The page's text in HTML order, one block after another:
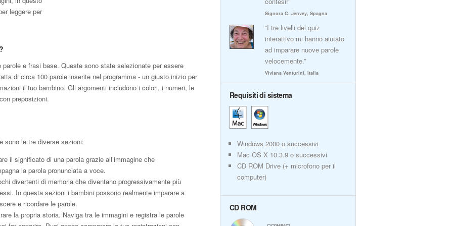
leggere per
e frasi base. Queste sono state selezionate per essere
di circa 100 parole inserite nel programma - un giusto inizio per
il tuo bambino. Gli argomenti includono i colori, i numeri, le
preposizioni.
sono le tre diverse sezioni:
il significato di una parola grazie all’immagine che
la parola pronunciata a voce.
divertenti di memoria che diventano progressivamente più
In questa sezioni i bambini possono realmente imparare a
e ricordare le parole.
la propria storia. Naviga tra le immagini e registra le parole
Signora C. Jenvey, Spagna
“I tre livelli del quiz
interattivo mi hanno aiutato
ad imparare nuove parole
velocemente.”
Viviana Venturini, Italia
Requisiti di sistema
Windows 2000 o successivi
Mac OS X 10.3.9 o successivi
CD ROM Drive (+ microfono per il
computer)
CD ROM